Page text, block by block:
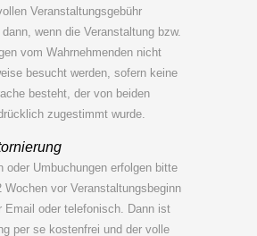
Veranstaltungsgebühr
wenn die Veranstaltung bzw.
vom Wahrnehmenden nicht
besucht werden, sofern keine
besteht, der von beiden
zugestimmt wurde.
oder Umbuchungen erfolgen bitte
Wochen vor Veranstaltungsbeginn
Email oder telefonisch. Dann ist
per se kostenfrei und der volle